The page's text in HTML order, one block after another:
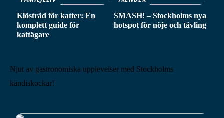
Klösträd för katter: En
komplett guide för
kattägare
SMASH! – Stockholms nya
hotspot för nöje och tävling
Njut av gastronomiska upplevelser med Stockholms
kändiskockar!